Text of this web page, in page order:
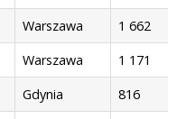
Warszawa
1 662
Warszawa
1 171
Gdynia
816